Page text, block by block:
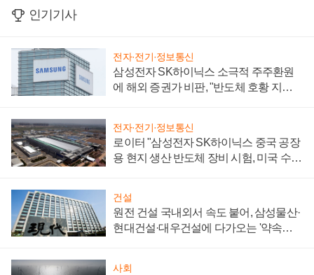
인기기사
전자·전기·정보통신
삼성전자 SK하이닉스 소극적 주주환원
에 해외 증권가 비판, "반도체 호황 지속
전자·전기·정보통신
로이터 "삼성전자 SK하이닉스 중국 공장
용 현지 생산 반도체 장비 시험, 미국 수출
건설
원전 건설 국내외서 속도 붙어, 삼성물산·
현대건설·대우건설에 다가오는 '약속의
사회